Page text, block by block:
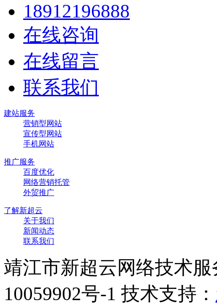
18912196888
在线咨询
在线留言
联系我们
建站服务
营销型网站
宣传型网站
手机网站
推广服务
百度优化
网络营销托管
外贸推广
了解新超云
关于我们
新闻动态
联系我们
靖江市新超云网络技术
10059902号-1 技术支持：